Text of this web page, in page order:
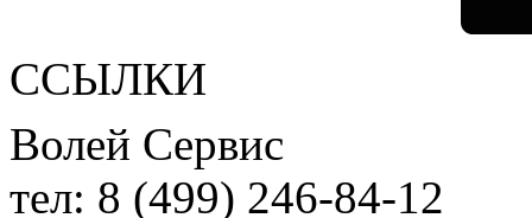
ССЫЛКИ
Волей Сервис
тел: 8 (499) 246-84-12